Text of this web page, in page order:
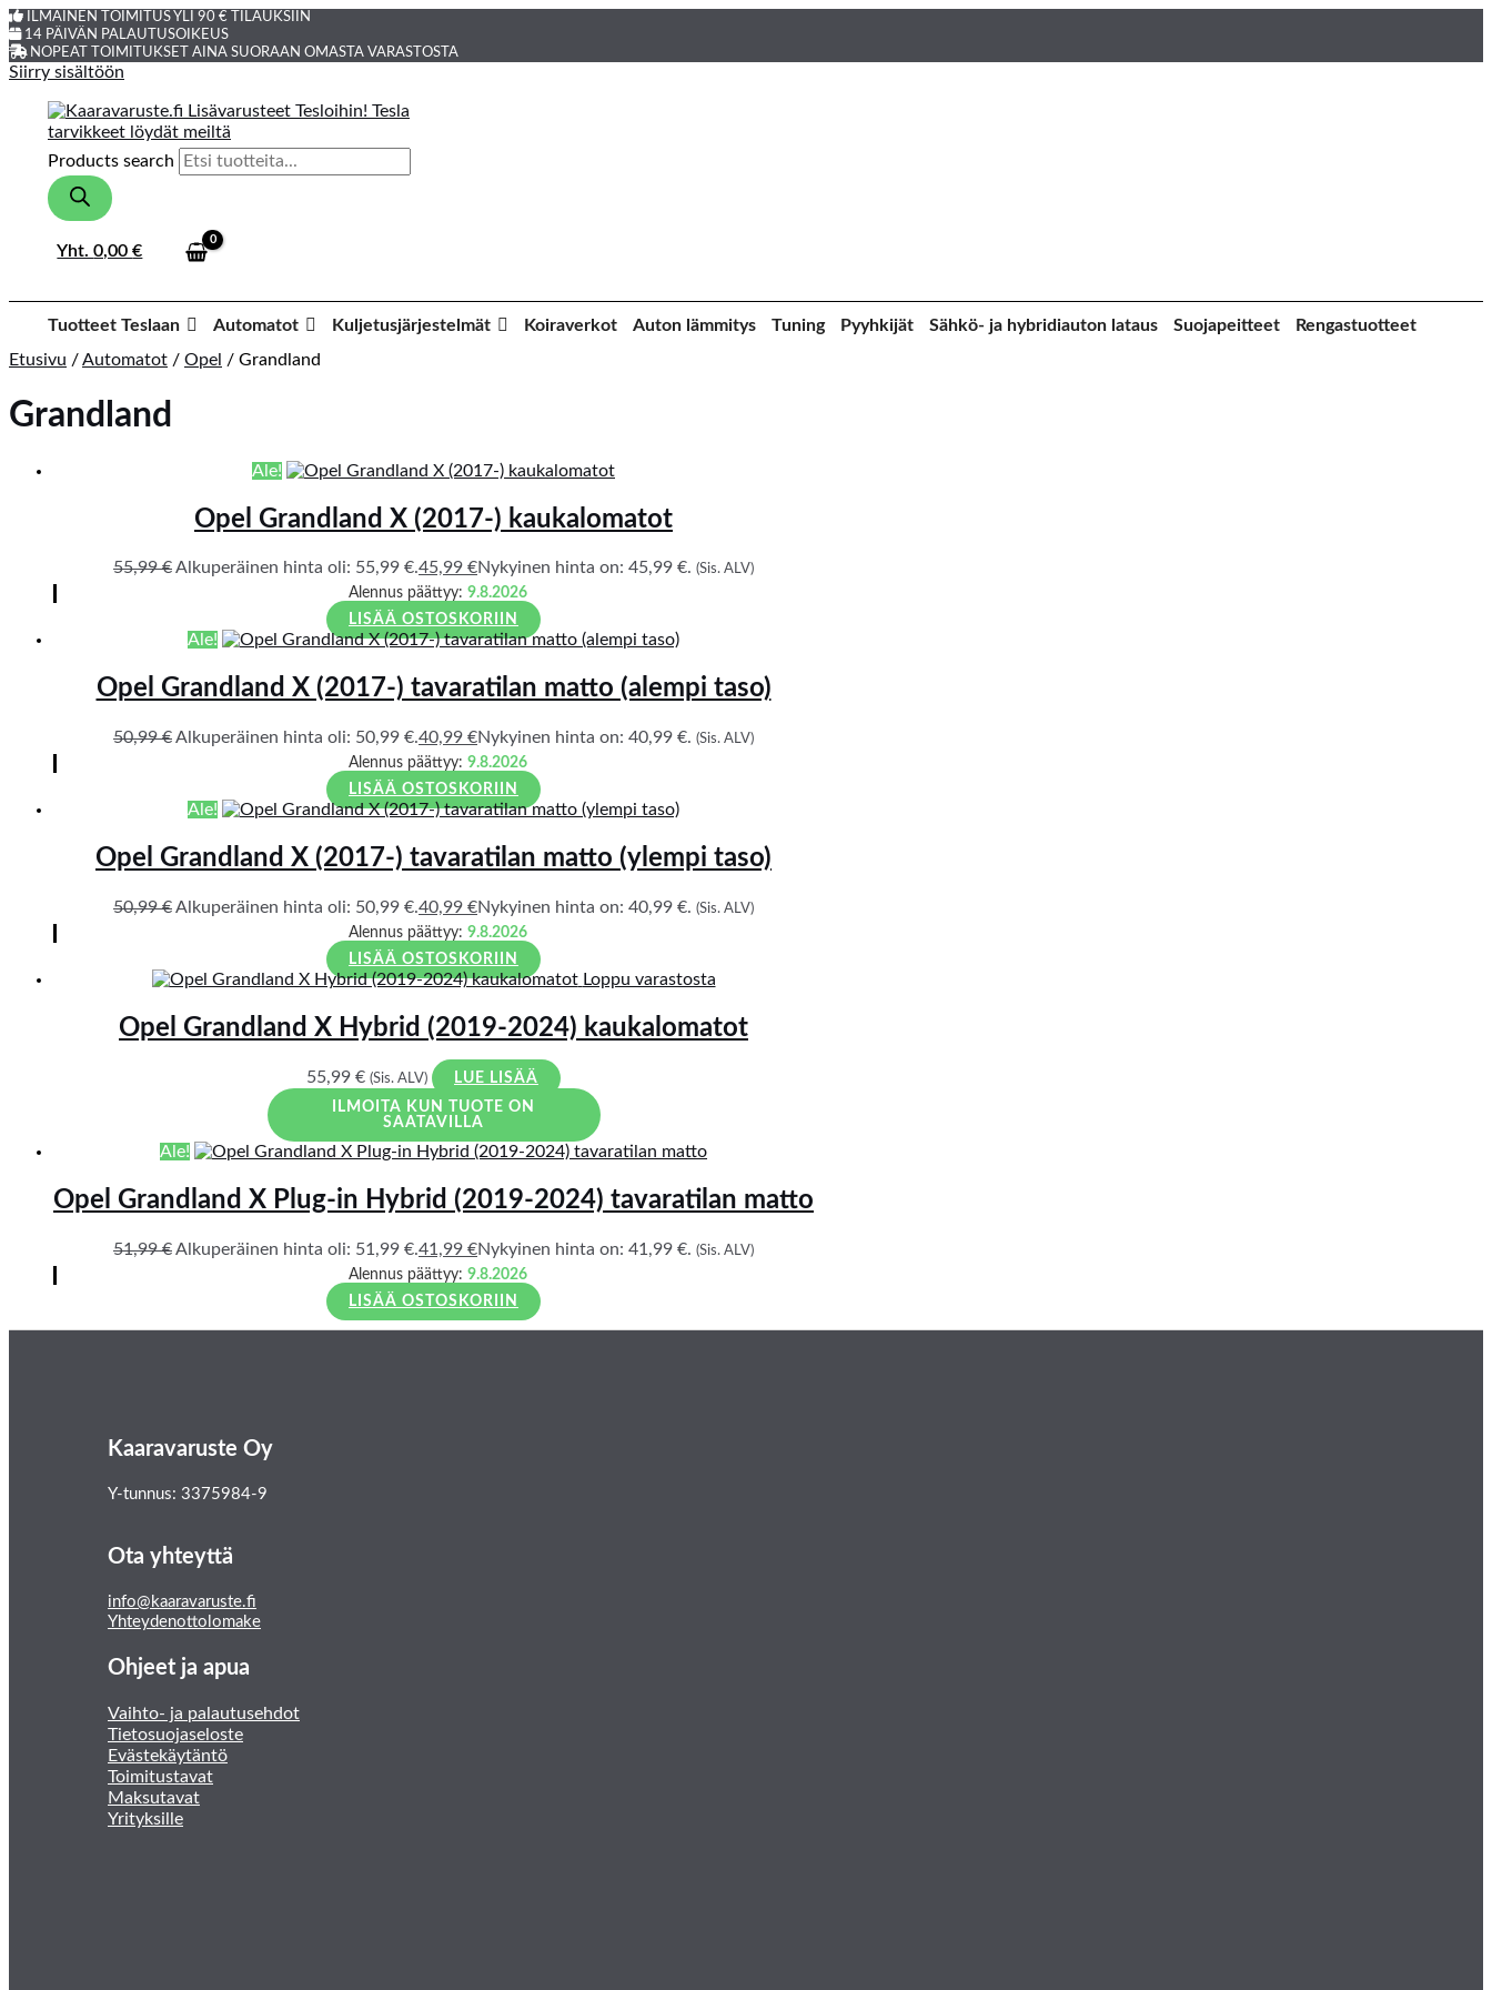
ILMAINEN TOIMITUS YLI 90 € TILAUKSIIN
14 PÄIVÄN PALAUTUSOIKEUS
NOPEAT TOIMITUKSET AINA SUORAAN OMASTA VARASTOSTA
Siirry sisältöön
Products search
Yht.0,00€
Tuotteet Teslaan Automatot Kuljetusjärjestelmät Koiraverkot Auton lämmitys Tuning Pyyhkijät Sähkö- ja hybridiauton lataus Suojapeitteet
Rengastuotteet
Etusivu /Automatot / Opel / Grandland
Grandland
Ale!
Opel Grandland X (2017-) kaukalomatot
55,99€Alkuperäinen hinta oli: 55,99 €.45,99 €Nykyinen hinta on: 45,99 €. (Sis. ALV)
Alennus päättyy: 9.8.2026
LISÄÄ OSTOSKORIIN
Ale!
Opel Grandland X (2017-) tavaratilan matto (alempi taso)
50,99€Alkuperäinen hinta oli: 50,99 €.40,99 €Nykyinen hinta on: 40,99 €. (Sis. ALV)
Alennus päättyy: 9.8.2026
LISÄÄ OSTOSKORIIN
Ale!
Opel Grandland X (2017-) tavaratilan matto (ylempi taso)
50,99€Alkuperäinen hinta oli: 50,99 €.40,99 €Nykyinen hinta on: 40,99 €. (Sis. ALV)
Alennus päättyy: 9.8.2026
LISÄÄ OSTOSKORIIN
Loppu varastosta
Opel Grandland X Hybrid (2019-2024) kaukalomatot
55,99 € (Sis. ALV)
LUE LISÄÄ
ILMOITA KUN TUOTE ON
SAATAVILLA
Ale!
Opel Grandland X Plug-in Hybrid (2019-2024) tavaratilan matto
51,99€Alkuperäinen hinta oli: 51,99 €.41,99 €Nykyinen hinta on: 41,99 €. (Sis. ALV)
Alennus päättyy: 9.8.2026
LISÄÄ OSTOSKORIIN
Kaaravaruste Oy
Y-tunnus: 3375984-9
Ota yhteyttä
info@kaaravaruste.fi
Yhteydenottolomake
Ohjeet ja apua
Vaihto- ja palautusehdot
Tietosuojaseloste
Evästekäytäntö
Toimitustavat
Maksutavat
Yrityksille